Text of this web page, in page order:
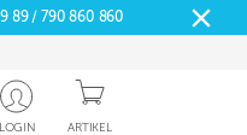
89 / 790 860 860
LOGIN ARTIKEL